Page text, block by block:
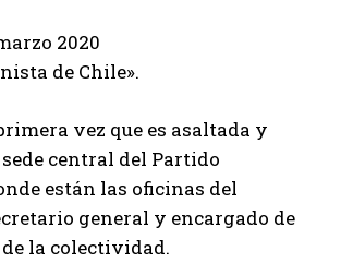
2020
de Chile».
vez que es asaltada y
central del Partido
están las oficinas del
general y encargado de
la colectividad.